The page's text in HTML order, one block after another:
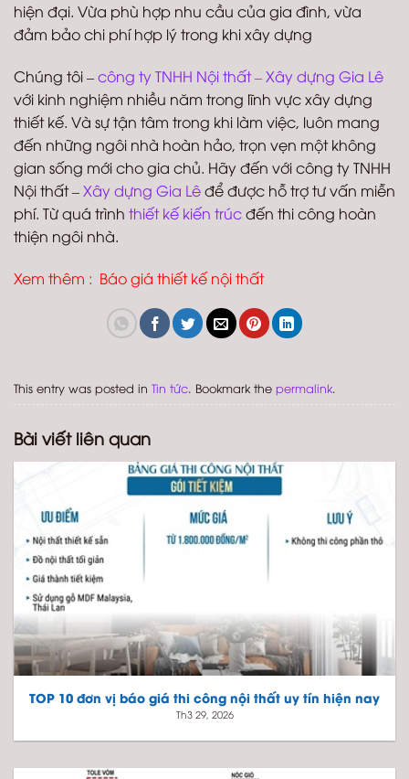
hiện đại. Vừa phù hợp nhu cầu của gia đình, vừa
đảm bảo chi phí hợp lý trong khi xây dựng
Chúng tôi –công ty TNHH Nội thất – Xây dựng Gia Lê
với kinh nghiệm nhiều năm trong lĩnh vực xây dựng
thiết kế. Và sự tận tâm trong khi làm việc, luôn mang
đến những ngôi nhà hoàn hảo, trọn vẹn một không
gian sống mới cho gia chủ. Hãy đến với công ty TNHH
Nội thất –Xây dựng Gia Lêđể được hỗ trợ tư vấn miễn
phí. Từ quá trình thiết kế kiến trúcđến thi công hoàn
thiện ngôi nhà.
Xem thêm : Báo giá thiết kế nội thất
This entry was posted in Tin tức. Bookmark the permalink.
Bài viết liên quan
TOP 10 đơn vị báo giá thi công nội thất uy tín hiện nay
Th3 29, 2026